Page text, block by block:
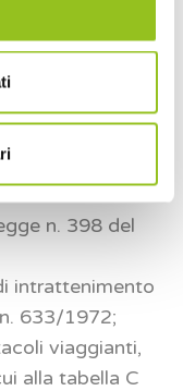
le
regimi
34 e 34-bis del
n. 398 del
intrattenimento
633/1972;
viaggianti,
alla tabella C